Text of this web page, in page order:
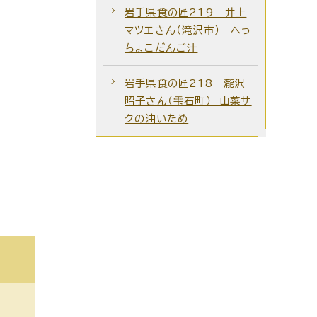
岩手県食の匠219 井上
マツエさん（滝沢市） へっ
ちょこだんご汁
岩手県食の匠218 瀧沢
昭子さん（雫石町） 山菜サ
クの油いため